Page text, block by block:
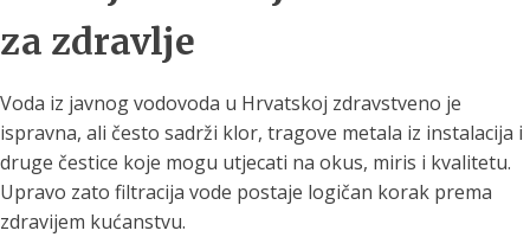
za zdravlje
Voda iz javnog vodovoda u Hrvatskoj zdravstveno je
ispravna, ali često sadrži klor, tragove metala iz instalacija i
druge čestice koje mogu utjecati na okus, miris i kvalitetu.
Upravo zato filtracija vode postaje logičan korak prema
zdravijem kućanstvu.